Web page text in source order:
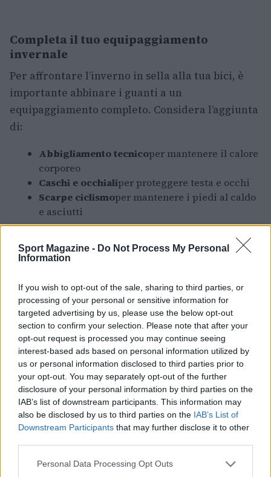
Sport Magazine - Do Not Process My Personal
Information
If you wish to opt-out of the sale, sharing to third parties, or
processing of your personal or sensitive information for
targeted advertising by us, please use the below opt-out
section to confirm your selection. Please note that after your
opt-out request is processed you may continue seeing
interest-based ads based on personal information utilized by
us or personal information disclosed to third parties prior to
your opt-out. You may separately opt-out of the further
disclosure of your personal information by third parties on the
IAB’s list of downstream participants. This information may
also be disclosed by us to third parties on the IAB’s List of
Downstream Participants that may further disclose it to other
Please note that this website/app uses one or more Google
Personal Data Processing Opt Outs
Completa il tuo equipaggiamento
invernale
Per affrontare l’inverno in sella alla tua bici, è
importante abbinare i guanti a un
equipaggiamento completo. Considera l’aggiunta
di:
Abbigliamento tecnicoper mantenere il calore
corporeo
Caschi e occhialiper proteggere testa e occhi
Scarpe ciclismoper mantenere i piedi al caldo
e asciutti
Con i guanti da ciclismo autunno-inverno EKOI,
puoi continuare a pedalare con comfort e
massima tranquillità. Scopri la gamma completa
e trova il modello perfetto per le tue esigenze.
AUTORE
Ilaria Mauri
Ilaria Mauri, bolognese, decise di seguire il
giornalismo sportivo dopo una notte al
Dall'Ara durante una partita decisiva: oggi
coordina le pagine di competizioni e
partita come prova della svolta.